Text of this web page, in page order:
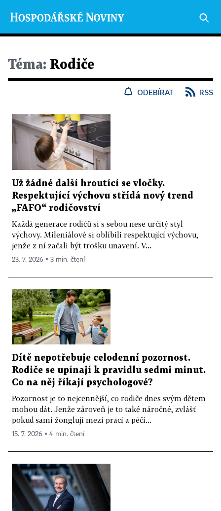
Téma: Rodiče
ODEBÍRAT RSS
Už žádné další hroutící se vločky.
Respektující výchovu střídá nový trend
„FAFO“ rodičovství
Každá generace rodičů si s sebou nese určitý styl
výchovy. Mileniálové si oblíbili respektující výchovu,
jenže z ní začali být trošku unavení. V...
23. 7. 2026 ▪ 3 min. čtení
Dítě nepotřebuje celodenní pozornost.
Rodiče se upínají k pravidlu sedmi minut.
Co na něj říkají psychologové?
Pozornost je to nejcennější, co rodiče dnes svým dětem
mohou dát. Jenže zároveň je to také náročné, zvlášť
pokud sami žonglují mezi prací a péčí...
15. 7. 2026 ▪ 4 min. čtení